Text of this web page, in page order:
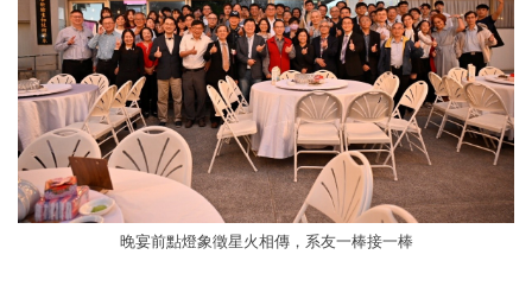
晚宴前點燈象徵星火相傳，系友一棒接一棒